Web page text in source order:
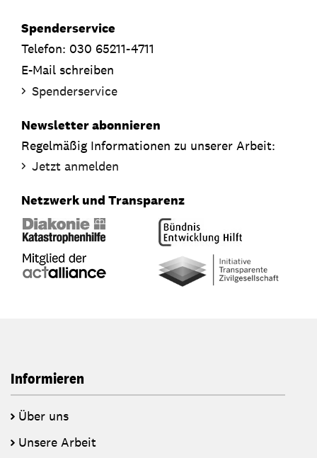
Spenderservice
Telefon: 030 65211-4711
E-Mail schreiben
Spenderservice
Newsletter abonnieren
Regelmäßig Informationen zu unserer Arbeit:
Jetzt anmelden
Netzwerk und Transparenz
Informieren
Über uns
Unsere Arbeit